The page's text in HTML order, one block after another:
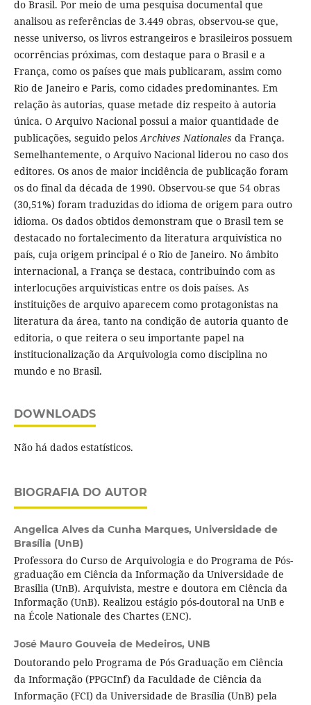
do Brasil. Por meio de uma pesquisa documental que
analisou as referências de 3.449 obras, observou-se que,
nesse universo, os livros estrangeiros e brasileiros possuem
ocorrências próximas, com destaque para o Brasil e a
França, como os países que mais publicaram, assim como
Rio de Janeiro e Paris, como cidades predominantes. Em
relação às autorias, quase metade diz respeito à autoria
única. O Arquivo Nacional possui a maior quantidade de
publicações, seguido pelosArchives Nationales da França.
Semelhantemente, o Arquivo Nacional liderou no caso dos
editores. Os anos de maior incidência de publicação foram
os do final da década de 1990. Observou-se que 54 obras
(30,51%) foram traduzidas do idioma de origem para outro
idioma. Os dados obtidos demonstram que o Brasil tem se
destacado no fortalecimento da literatura arquivística no
país, cuja origem principal é o Rio de Janeiro. No âmbito
internacional, a França se destaca, contribuindo com as
interlocuções arquivísticas entre os dois países. As
instituições de arquivo aparecem como protagonistas na
literatura da área, tanto na condição de autoria quanto de
editoria, o que reitera o seu importante papel na
institucionalização da Arquivologia como disciplina no
mundo e no Brasil.
DOWNLOADS
Não há dados estatísticos.
BIOGRAFIA DO AUTOR
Angelica Alves da Cunha Marques, Universidade de
Brasília (UnB)
Professora do Curso de Arquivologia e do Programa de Pós-
graduação em Ciência da Informação da Universidade de
Brasilia (UnB). Arquivista, mestre e doutora em Ciência da
Informação (UnB). Realizou estágio pós-doutoral na UnB e
na École Nationale des Chartes (ENC).
José Mauro Gouveia de Medeiros, UNB
Doutorando pelo Programa de Pós Graduação em Ciência
da Informação (PPGCInf) da Faculdade de Ciência da
Informação (FCI) da Universidade de Brasília (UnB) pela